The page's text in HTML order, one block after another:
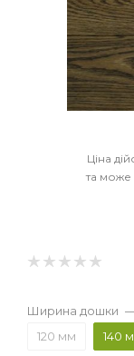
Ціна
та може
Ширина дошки
120 мм
140